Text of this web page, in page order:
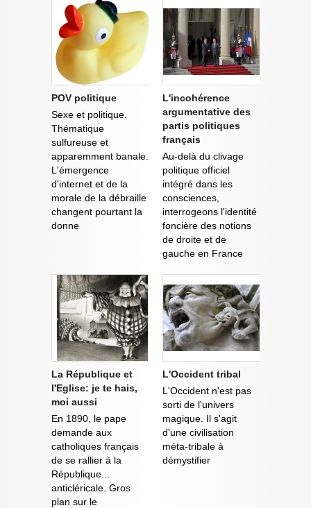
POV politique
Sexe et politique.
Thématique
sulfureuse et
apparemment banale.
L'émergence
d'internet et de la
morale de la débraille
changent pourtant la
donne
L'incohérence
argumentative des
partis politiques
français
Au-delà du clivage
politique officiel
intégré dans les
consciences,
interrogeons l'identité
foncière des notions
de droite et de
gauche en France
La République et
l'Eglise: je te hais,
moi aussi
En 1890, le pape
demande aux
catholiques français
de se rallier à la
République...
anticléricale. Gros
plan sur le
L'Occident tribal
L'Occident n'est pas
sorti de l'univers
magique. Il s'agit
d'une civilisation
méta-tribale à
démystifier